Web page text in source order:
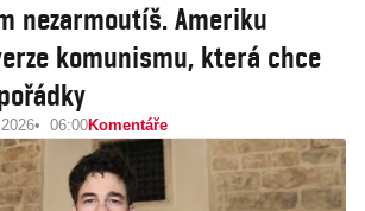
nezarmoutíš. Ameriku
komunismu, která chce
06:00Komentáře